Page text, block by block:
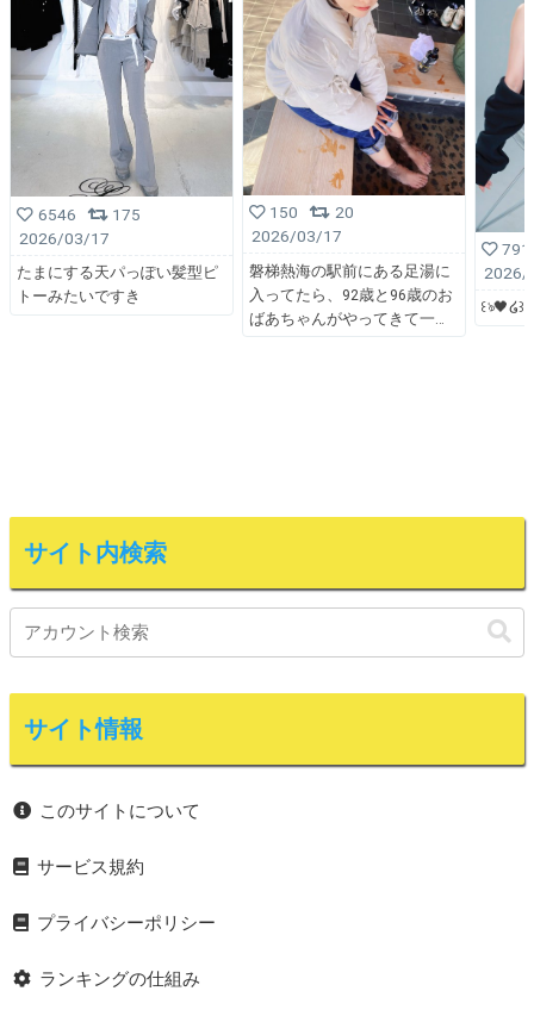
6546
175
2026/03/17
たまにする天パっぽい髪型ピ
トーみたいですき
150
20
2026/03/17
磐梯熱海の駅前にある足湯に
入ってたら、92歳と96歳のお
ばあちゃんがやってきて一
791
2026/
꒰ঌ🖤໒꒱
サイト内検索
サイト情報
このサイトについて
サービス規約
プライバシーポリシー
ランキングの仕組み